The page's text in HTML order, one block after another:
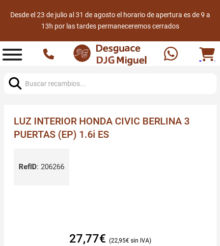
Desde el 23 de julio al 31 de agosto el horario de apertura es de 9 a
13h por las tardes permaneceremos cerrados
LUZ INTERIOR HONDA CIVIC BERLINA 3
PUERTAS (EP) 1.6i ES
RefID: 206266
27,77€ 22,95€